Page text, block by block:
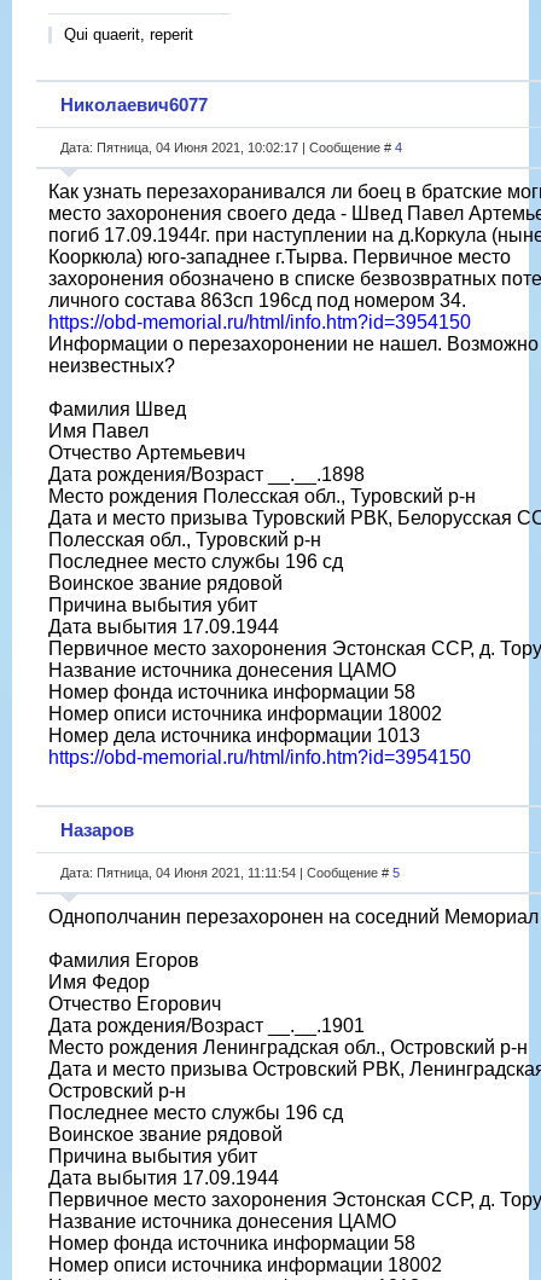
Qui quaerit, reperit
Николаевич6077
Дата: Пятница, 04 Июня 2021, 10:02:17 | Сообщение # 4
Как узнать перезахоранивался ли боец в братские
место захоронения своего деда - Швед Павел
погиб 17.09.1944г. при наступлении на д.Коркула
Кооркюла) юго-западнее г.Тырва. Первичное место
захоронения обозначено в списке безвозвратных
личного состава 863сп 196сд под номером 34.
https://obd-memorial.ru/html/info.htm?id=3954150
Информации о перезахоронении не нашел. Возможно
неизвестных?
Фамилия Швед
Имя Павел
Отчество Артемьевич
Дата рождения/Возраст __.__.1898
Место рождения Полесская обл., Туровский р-н
Дата и место призыва Туровский РВК, Белорусская
Полесская обл., Туровский р-н
Последнее место службы 196 сд
Воинское звание рядовой
Причина выбытия убит
Дата выбытия 17.09.1944
Первичное место захоронения Эстонская ССР, д.
Название источника донесения ЦАМО
Номер фонда источника информации 58
Номер описи источника информации 18002
Номер дела источника информации 1013
https://obd-memorial.ru/html/info.htm?id=3954150
Назаров
Дата: Пятница, 04 Июня 2021, 11:11:54 | Сообщение # 5
Однополчанин перезахоронен на соседний
Фамилия Егоров
Имя Федор
Отчество Егорович
Дата рождения/Возраст __.__.1901
Место рождения Ленинградская обл., Островский р-н
Дата и место призыва Островский РВК,
Островский р-н
Последнее место службы 196 сд
Воинское звание рядовой
Причина выбытия убит
Дата выбытия 17.09.1944
Первичное место захоронения Эстонская ССР, д.
Название источника донесения ЦАМО
Номер фонда источника информации 58
Номер описи источника информации 18002